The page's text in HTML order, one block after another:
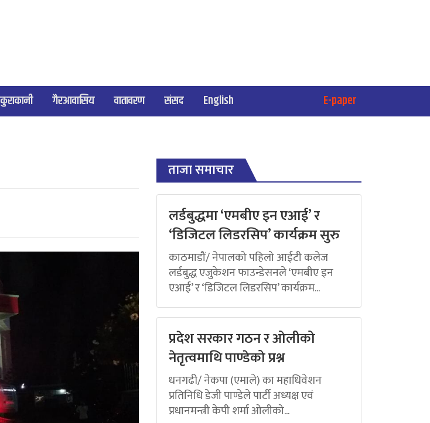
कुराकानी गैरआवासिय वातावरण संसद English E-paper
ताजा समाचार
लर्डबुद्धमा ‘एमबीए इन एआई’ र
‘डिजिटल लिडरसिप’ कार्यक्रम सुरु
काठमाडौं/ नेपालको पहिलो आईटी कलेज
लर्डबुद्ध एजुकेशन फाउन्डेसनले ‘एमबीए इन
एआई’ र ‘डिजिटल लिडरसिप’ कार्यक्रम...
प्रदेश सरकार गठन र ओलीको
नेतृत्वमाथि पाण्डेको प्रश्न
धनगढी/ नेकपा (एमाले) का महाधिवेशन
प्रतिनिधि डेजी पाण्डेले पार्टी अध्यक्ष एवं
प्रधानमन्त्री केपी शर्मा ओलीको...